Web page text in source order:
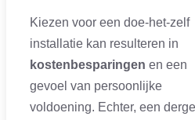
Kiezen voor een doe-het-zelf
installatie kan resulteren in
kostenbesparingen en een
gevoel van persoonlijke
voldoening. Echter, een